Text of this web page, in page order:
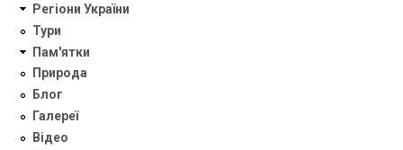
Регіони України
Тури
Пам'ятки
Природа
Блог
Галереї
Відео